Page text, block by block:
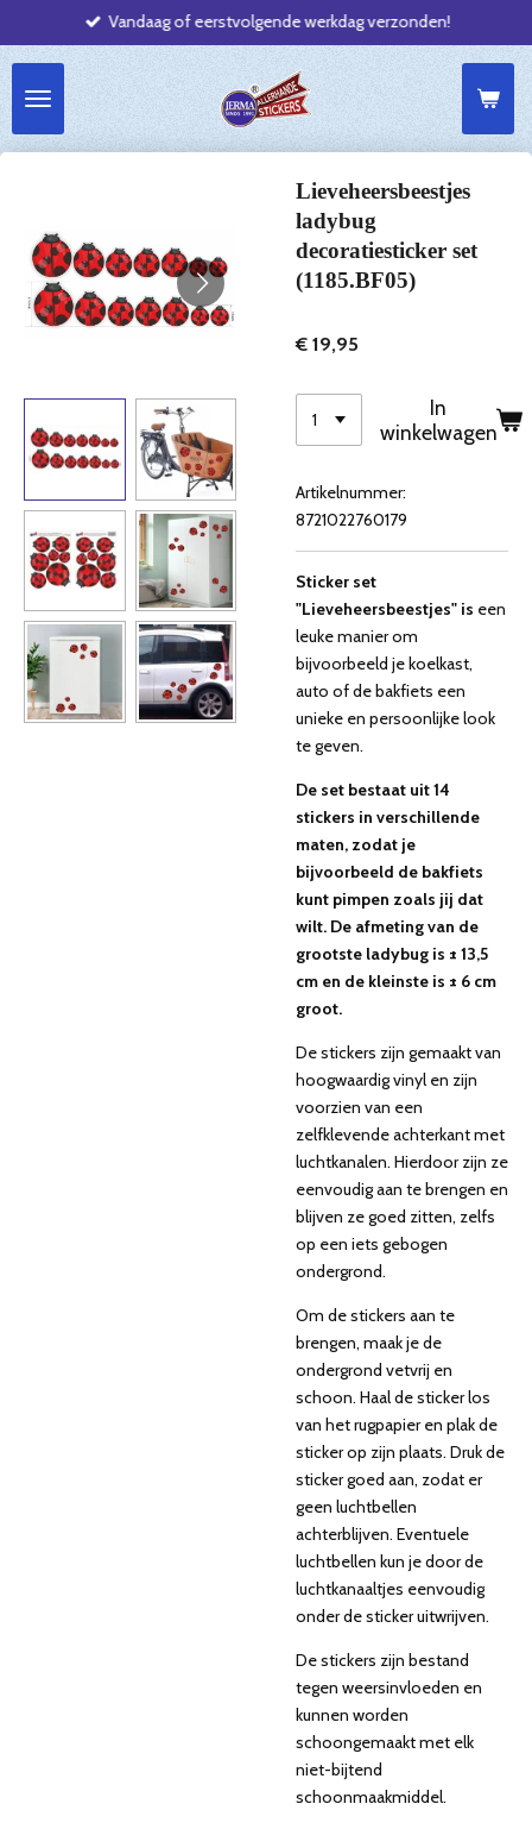
direct
de
hoofdinhoud
Vandaag of eerstvolgende werkdag verzonden!
Lieveheersbeestjes
ladybug
decoratiesticker set
(1185.BF05)
€ 19,95
In
winkelwagen
Artikelnummer:
8721022760179
Sticker set
"Lieveheersbeestjes" is een
leuke manier om
bijvoorbeeld je koelkast,
auto of de bakfiets een
unieke en persoonlijke look
te geven.
De set bestaat uit 14
stickers in verschillende
maten, zodat je
bijvoorbeeld de bakfiets
kunt pimpen zoals jij dat
wilt. De afmeting van de
grootste ladybug is ± 13,5
cm en de kleinste is ± 6 cm
groot.
De stickers zijn gemaakt van
hoogwaardig vinyl en zijn
voorzien van een
zelfklevende achterkant met
luchtkanalen. Hierdoor zijn ze
eenvoudig aan te brengen en
blijven ze goed zitten, zelfs
op een iets gebogen
ondergrond.
Om de stickers aan te
brengen, maak je de
ondergrond vetvrij en
schoon. Haal de sticker los
van het rugpapier en plak de
sticker op zijn plaats. Druk de
sticker goed aan, zodat er
geen luchtbellen
achterblijven. Eventuele
luchtbellen kun je door de
luchtkanaaltjes eenvoudig
onder de sticker uitwrijven.
De stickers zijn bestand
tegen weersinvloeden en
kunnen worden
schoongemaakt met elk
niet-bijtend
schoonmaakmiddel.